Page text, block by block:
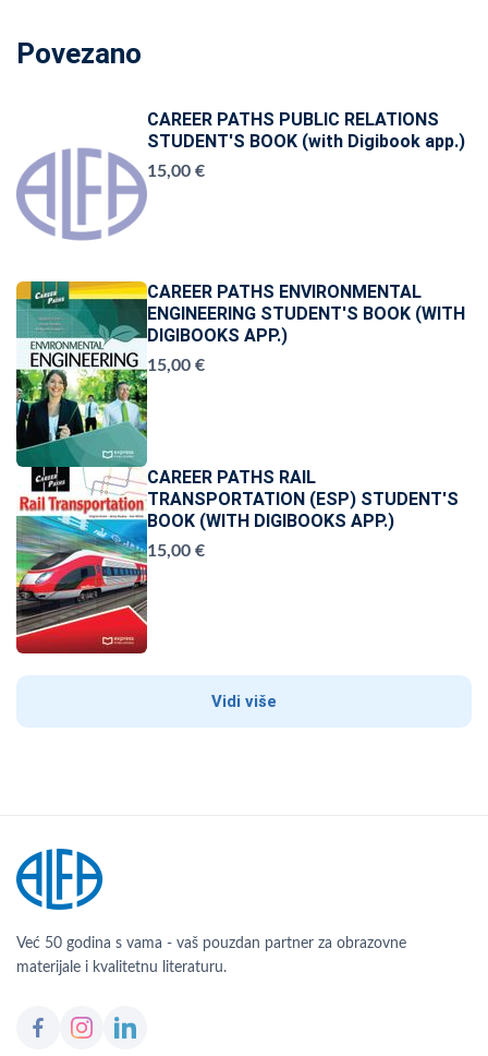
Povezano
CAREER PATHS PUBLIC RELATIONS
STUDENT'S BOOK (with Digibook app.)
15,00 €
CAREER PATHS ENVIRONMENTAL
ENGINEERING STUDENT'S BOOK (WITH
DIGIBOOKS APP.)
15,00 €
CAREER PATHS RAIL
TRANSPORTATION (ESP) STUDENT'S
BOOK (WITH DIGIBOOKS APP.)
15,00 €
Vidi više
Već 50 godina s vama - vaš pouzdan partner za obrazovne
materijale i kvalitetnu literaturu.